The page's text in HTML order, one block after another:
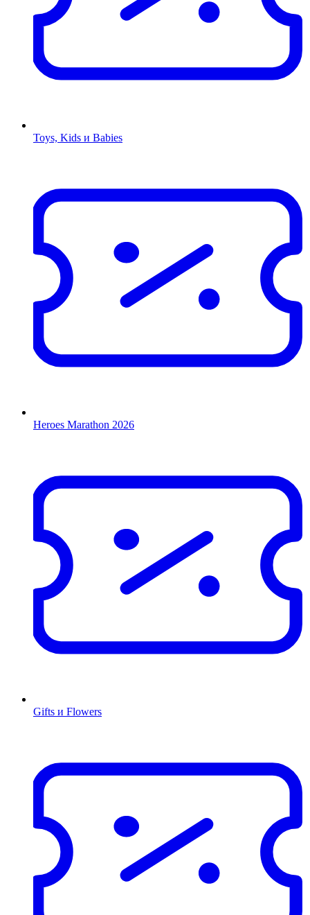
Toys, Kids и Babies
Heroes Marathon 2026
Gifts и Flowers